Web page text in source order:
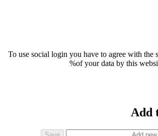
To use social login you have to agree with the
of your data by this
Add